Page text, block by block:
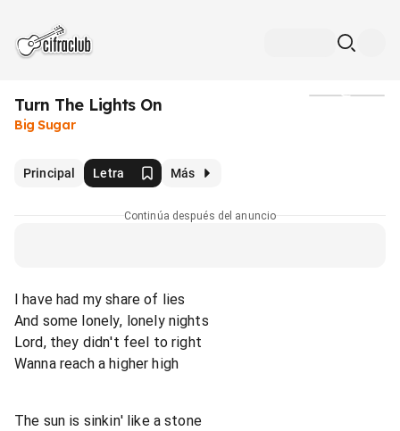
Turn The Lights On
Big Sugar
Principal Letra Más
Continúa después del anuncio
I have had my share of lies
And some lonely, lonely nights
Lord, they didn't feel to right
Wanna reach a higher high
The sun is sinkin' like a stone